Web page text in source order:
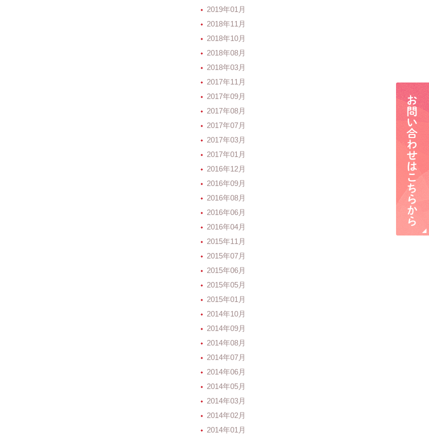
2019年01月
2018年11月
2018年10月
2018年08月
2018年03月
2017年11月
2017年09月
2017年08月
2017年07月
2017年03月
2017年01月
2016年12月
2016年09月
2016年08月
2016年06月
2016年04月
2015年11月
2015年07月
2015年06月
2015年05月
2015年01月
2014年10月
2014年09月
2014年08月
2014年07月
2014年06月
2014年05月
2014年03月
2014年02月
2014年01月